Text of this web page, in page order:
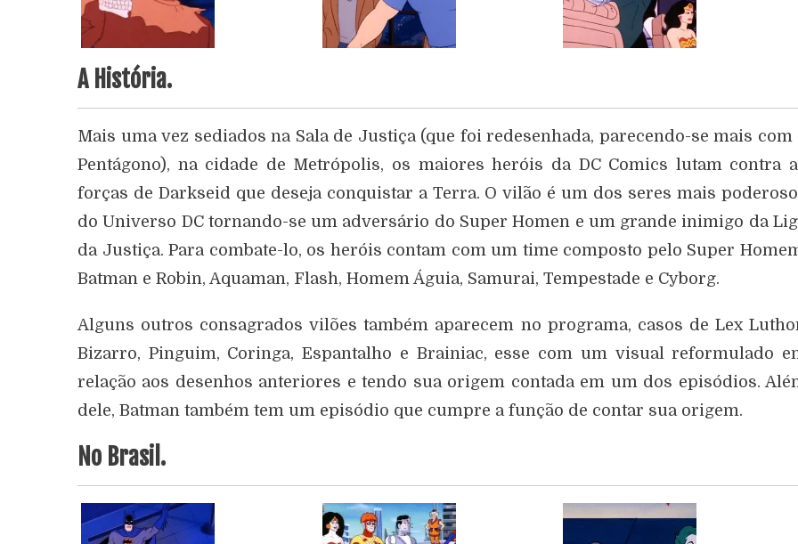
A História.
Mais uma vez sediados na Sala de Justiça (que foi redesenhada, parecendo-se mais com
Pentágono), na cidade de Metrópolis, os maiores heróis da DC Comics lutam contra
forças de Darkseid que deseja conquistar a Terra. O vilão é um dos seres mais
do Universo DC tornando-se um adversário do Super Homen e um grande inimigo da
da Justiça. Para combate-lo, os heróis contam com um time composto pelo Super
Batman e Robin, Aquaman, Flash, Homem Águia, Samurai, Tempestade e Cyborg.
Alguns outros consagrados vilões também aparecem no programa, casos de Lex
Bizarro, Pinguim, Coringa, Espantalho e Brainiac, esse com um visual reformulado
relação aos desenhos anteriores e tendo sua origem contada em um dos episódios.
dele, Batman também tem um episódio que cumpre a função de contar sua origem.
No Brasil.